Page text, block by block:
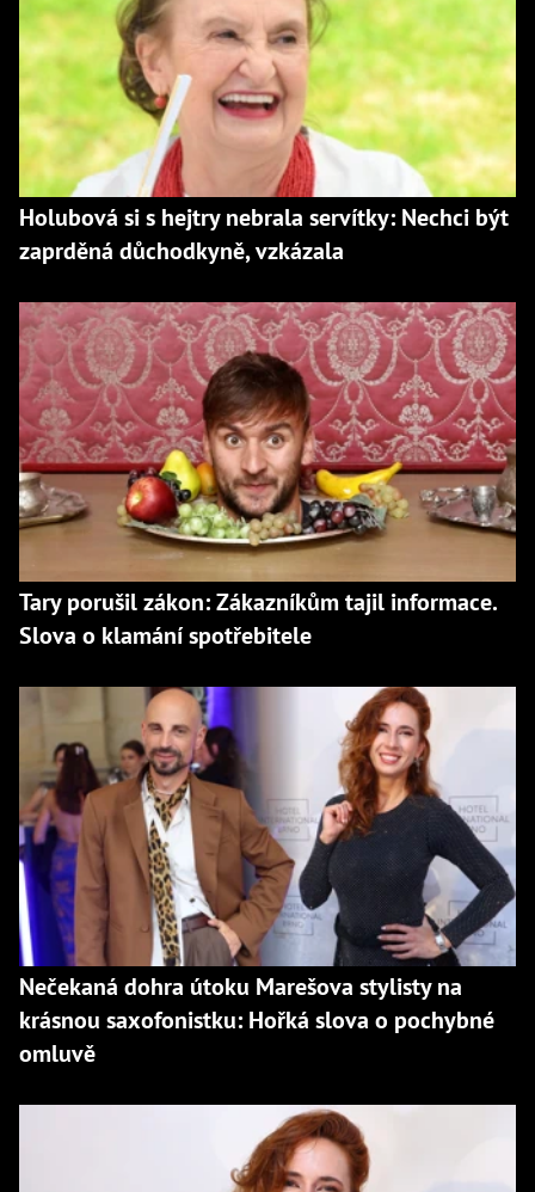
Holubová si s hejtry nebrala servítky: Nechci být
zaprděná důchodkyně, vzkázala
Tary porušil zákon: Zákazníkům tajil informace.
Slova o klamání spotřebitele
Nečekaná dohra útoku Marešova stylisty na
krásnou saxofonistku: Hořká slova o pochybné
omluvě